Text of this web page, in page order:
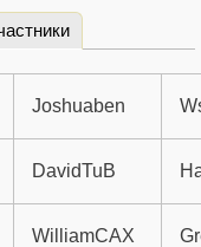
Joshuaben
DavidTuB
WilliamCAX